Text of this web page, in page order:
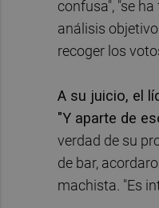
confusa", "se
análisis
recoger los
A su juicio, el
"Y aparte de
verdad de su
de bar,
machista. "Es